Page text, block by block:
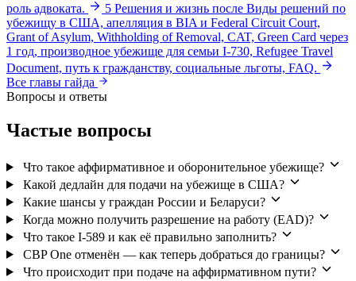
роль адвоката.
5 Решения и жизнь после Виды решений по
убежищу в США, апелляция в BIA и Federal Circuit Court,
Grant of Asylum, Withholding of Removal, CAT, Green Card через
1 год, производное убежище для семьи I-730, Refugee Travel
Document, путь к гражданству, социальные льготы, FAQ.
Все главы гайда
Вопросы и ответы
Частые вопросы
Что такое аффирмативное и оборонительное убежище?
Какой дедлайн для подачи на убежище в США?
Какие шансы у граждан России и Беларуси?
Когда можно получить разрешение на работу (EAD)?
Что такое I-589 и как её правильно заполнить?
CBP One отменён — как теперь добраться до границы?
Что происходит при подаче на аффирмативном пути?